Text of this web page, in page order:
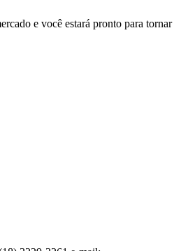
e você estará pronto para tornar